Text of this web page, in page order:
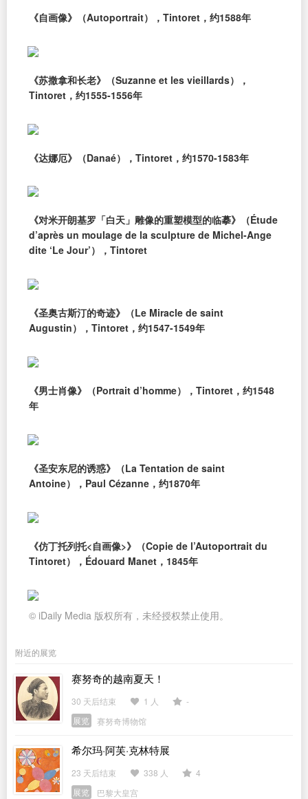
《自画像》（Autoportrait），Tintoret，约1588年
《苏撒拿和长老》（Suzanne et les vieillards），
Tintoret，约1555-1556年
《达娜厄》（Danaé），Tintoret，约1570-1583年
《对米开朗基罗「白天」雕像的重塑模型的临摹》（Étude
d’après un moulage de la sculpture de Michel-Ange
dite ‘Le Jour’），Tintoret
《圣奥古斯汀的奇迹》（Le Miracle de saint
Augustin），Tintoret，约1547-1549年
《男士肖像》（Portrait d’homme），Tintoret，约1548
年
《圣安东尼的诱惑》（La Tentation de saint
Antoine），Paul Cézanne，约1870年
《仿丁托列托<自画像>》（Copie de l’Autoportrait du
Tintoret），Édouard Manet，1845年
© iDaily Media 版权所有，未经授权禁止使用。
附近的展览
赛努奇的越南夏天！
30 天后结束 1 人
-
展览
赛努奇博物馆
希尔玛·阿芙·克林特展
23 天后结束 338 人
4
展览
巴黎大皇宫